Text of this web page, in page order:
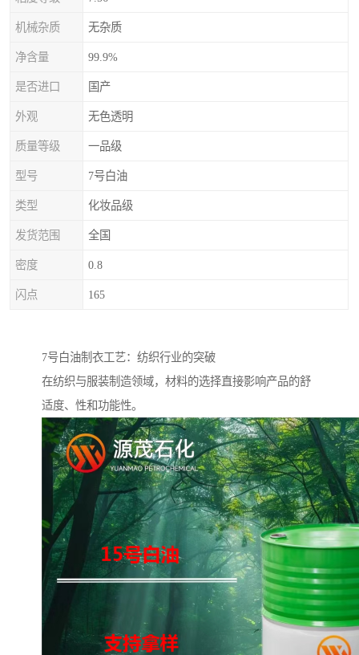
机械杂质 无杂质
净含量 99.9%
是否进口 国产
外观 无色透明
质量等级 一品级
型号 7号白油
类型 化妆品级
发货范围 全国
密度 0.8
闪点 165
7号白油制衣工艺：纺织行业的突破
在纺织与服装制造领域，材料的选择直接影响产品的舒
适度、性和功能性。